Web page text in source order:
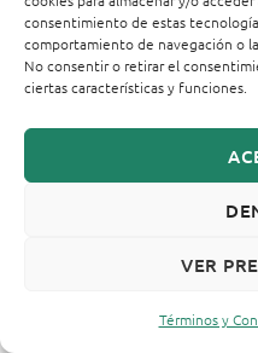
consentimiento de estas
comportamiento de navegación o
No consentir o retirar el
ciertas características y funciones.
VER
Términos y